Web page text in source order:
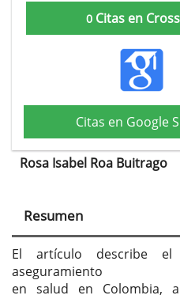
0 Citas en
Citas en Google
Contenido
principal
del
artículo
Rosa Isabel Roa Buitrago
Resumen
El artículo describe el
aseguramiento
en salud en Colombia,